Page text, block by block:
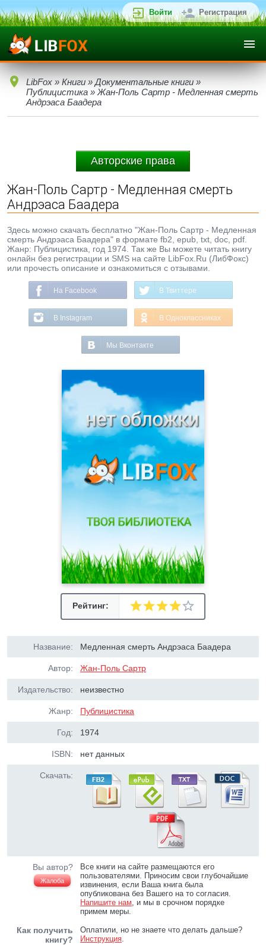
Войти Регистрация
LibFox » Книги » Документальные книги »
Публицистика » Жан-Поль Сартр - Медленная смерть
Андрэаса Баадера
Авторские права
Жан-Поль Сартр - Медленная смерть
Андрэаса Баадера
Здесь можно скачать бесплатно "Жан-Поль Сартр - Медленная
смерть Андрэаса Баадера" в формате fb2, epub, txt, doc, pdf.
Жанр: Публицистика, год 1974. Так же Вы можете читать книгу
онлайн без регистрации и SMS на сайте LibFox.Ru (ЛибФокс)
или прочесть описание и ознакомиться с отзывами.
На Facebook В Твиттере
В Instagram В Одноклассниках
Мы Вконтакте
Рейтинг:
Название: Медленная смерть Андрэаса Баадера
Автор: Жан-Поль Сартр
Издательство: неизвестно
Жанр: Публицистика
Год: 1974
ISBN: нет данных
Скачать:
Вы автор?
Жалоба
Все книги на сайте размещаются его
пользователями. Приносим свои глубочайшие
извинения, если Ваша книга была
опубликована без Вашего на то согласия.
Напишите нам, и мы в срочном порядке
примем меры.
Как получить
книгу?
Оплатили, но не знаете что делать дальше?
Инструкция.